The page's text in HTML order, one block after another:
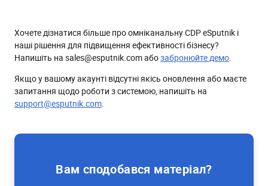
Хочете дізнатися більше про омніканальну CDP eSputnik і
наші рішення для підвищення ефективності бізнесу?
Напишіть на sales@esputnik.com абозабронюйте демо
Якщо у вашому акаунті відсутні якісь оновлення або маєте
запитання щодо роботи з системою, напишіть на
support@esputnik.com
Вам сподобався матеріал?